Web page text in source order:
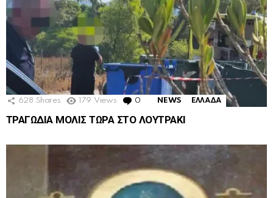
628 Shares 179 Views 0 Comments
NEWS ΕΛΛΑΔΑ
ΤΡΑΓΩΔΙΑ ΜΟΛΙΣ ΤΩΡΑ ΣΤΟ ΛΟΥΤΡΑΚΙ